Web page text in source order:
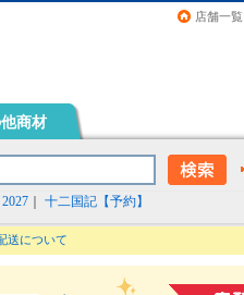
店舗一覧
商材
十二国記【予約】
送について